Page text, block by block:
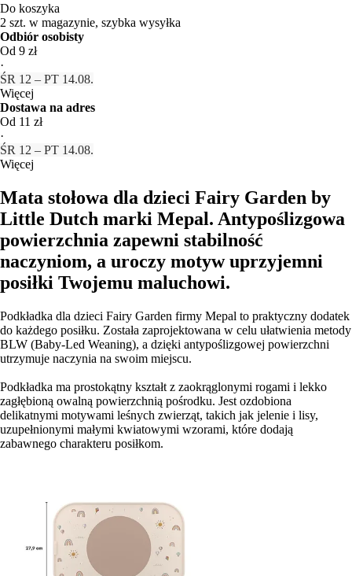
Do koszyka
2 szt. w magazynie, szybka wysyłka
Odbiór osobisty
Od 9 zł
·
ŚR 12 – PT 14.08.
Więcej
Dostawa na adres
Od 11 zł
·
ŚR 12 – PT 14.08.
Więcej
Mata stołowa dla dzieci Fairy Garden by
Little Dutch marki Mepal. Antypoślizgowa
powierzchnia zapewni stabilność
naczyniom, a uroczy motyw uprzyjemni
posiłki Twojemu maluchowi.
Podkładka dla dzieci Fairy Garden firmy Mepal to praktyczny dodatek
do każdego posiłku. Została zaprojektowana w celu ułatwienia metody
BLW (Baby-Led Weaning), a dzięki antypoślizgowej powierzchni
utrzymuje naczynia na swoim miejscu.
Podkładka ma prostokątny kształt z zaokrąglonymi rogami i lekko
zagłębioną owalną powierzchnią pośrodku. Jest ozdobiona
delikatnymi motywami leśnych zwierząt, takich jak jelenie i lisy,
uzupełnionymi małymi kwiatowymi wzorami, które dodają
zabawnego charakteru posiłkom.